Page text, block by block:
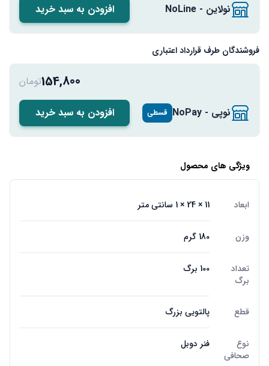
نولاین - NoLine افزودن به سبد خرید
فروشندگان طرف قرارداد اعتباری
نوپی - NoPay قسطی
154,800تومان
افزودن به سبد خرید
ویژگی های محصول
ابعاد 11 × 24 × 1 سانتی متر
وزن 180 گرم
تعداد
برگ
100 برگ
قطع پالتویی بزرگ
نوع
صحافی
فنر دوبل